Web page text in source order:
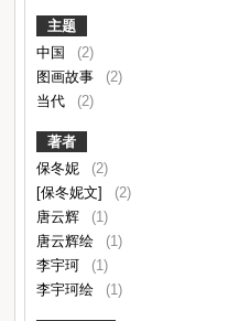
主题
中国
(2)
图画故事
(2)
当代
(2)
著者
保冬妮
(2)
[保冬妮文]
(2)
唐云辉
(1)
唐云辉绘
(1)
李宇珂
(1)
李宇珂绘
(1)